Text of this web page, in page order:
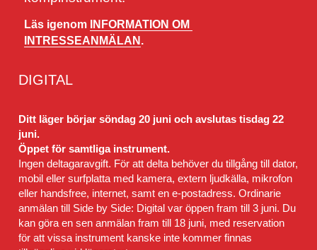
Läs igenom
INFORMATION OM
INTRESSEANMÄLAN .
DIGITAL
Ditt läger börjar söndag 20 juni och avslutas tisdag 22
juni.
Öppet för samtliga instrument.
Ingen deltagaravgift. För att delta behöver du tillgång till dator,
mobil eller surfplatta med kamera, extern ljudkälla, mikrofon
eller handsfree, internet, samt en e-postadress. Ordinarie
anmälan till Side by Side: Digital var öppen fram till 3 juni. Du
kan göra en sen anmälan fram till 18 juni, med reservation
för att vissa instrument kanske inte kommer finnas